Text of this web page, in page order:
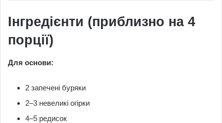
Інгредієнти (приблизно на 4
порції)
Для основи:
2 запечені буряки
2–3 невеликі огірки
4–5 редисок